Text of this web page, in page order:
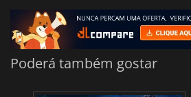
Poderá também gostar